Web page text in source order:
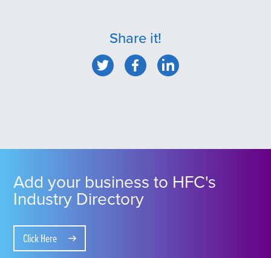
Share it!
Add your business to HFC's
Industry Directory
Click Here